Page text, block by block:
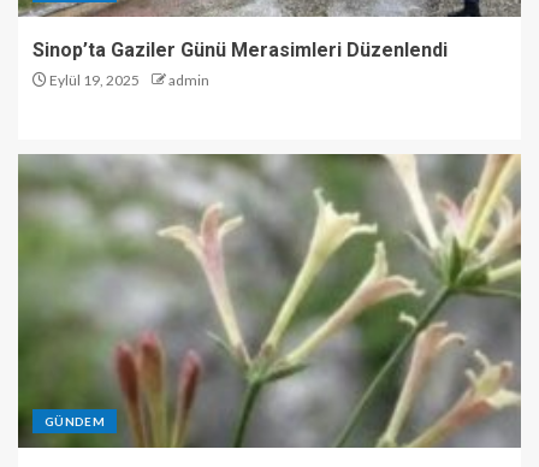
Sinop’ta Gaziler Günü Merasimleri Düzenlendi
Eylül 19, 2025 admin
GÜNDEM